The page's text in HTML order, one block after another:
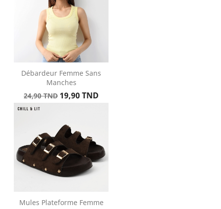
Débardeur Femme Sans
Manches
Prix
de
24,90 TND Prix
19,90 TND
Mules Plateforme Femme